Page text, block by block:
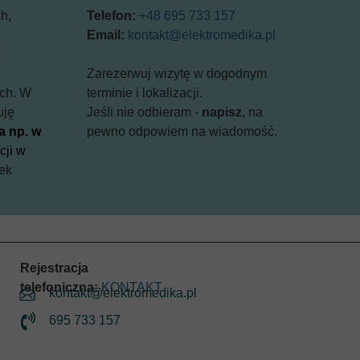
W
np. w
w
Telefon: +48 695 733 157
Email: kontakt@elektromedika.pl
Zarezerwuj wizytę w dogodnym
terminie i lokalizacji.
Jeśli nie odbieram - napisz, na
pewno odpowiem na wiadomość.
695 733 157
kontakt@elektromedika.pl
Rejestracja
telefoniczna: KONTAKT